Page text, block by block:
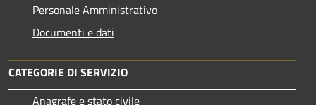
Personale Amministrativo
Documenti e dati
CATEGORIE DI SERVIZIO
Anagrafe e stato civile